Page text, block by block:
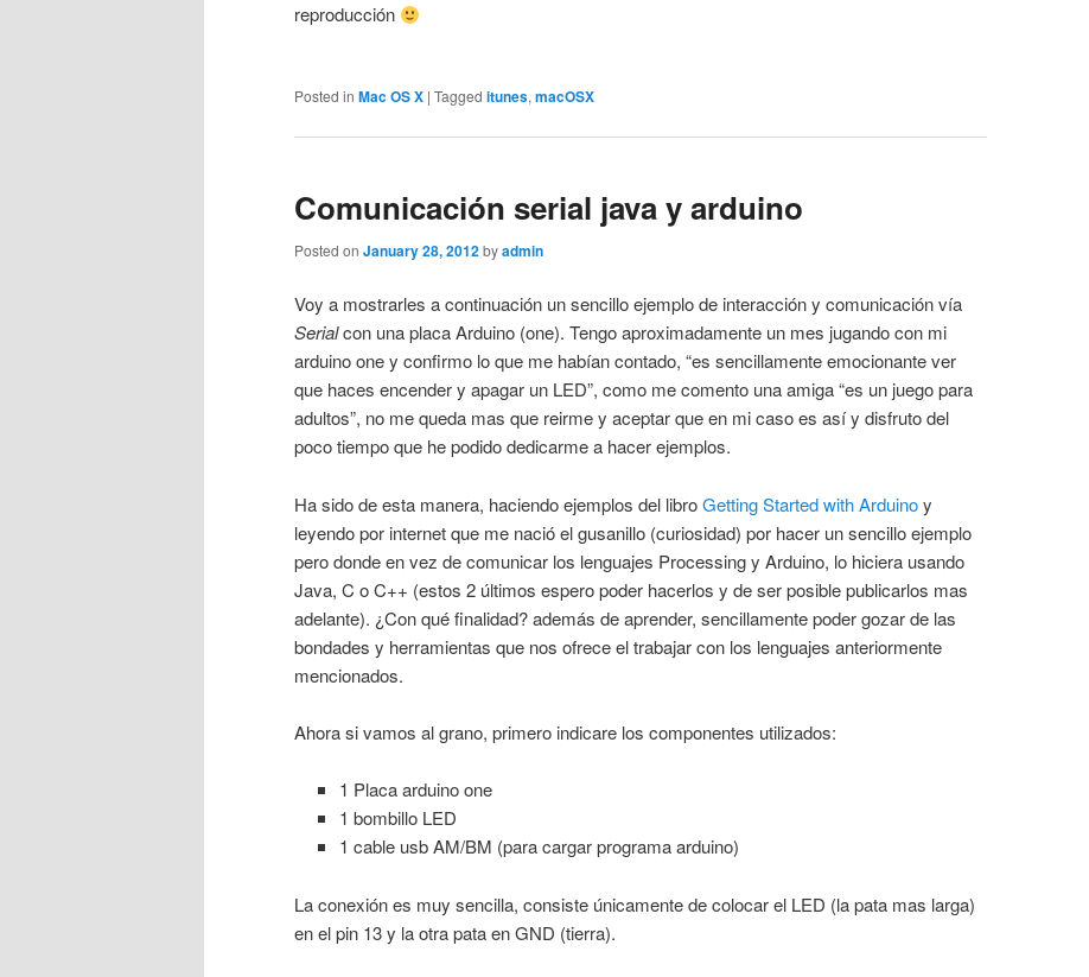
reproducción
Posted in Mac OS X | Tagged itunes,macOSX
Comunicación serial java y arduino
Posted on January 28, 2012byadmin
Voy a mostrarles a continuación un sencillo ejemplo de interacción y comunicación vía
Serialcon una placa Arduino (one). Tengo aproximadamente un mes jugando con mi
arduino one y confirmo lo que me habían contado, “es sencillamente emocionante ver
que haces encender y apagar un LED”, como me comento una amiga “es un juego para
adultos”, no me queda mas que reirme y aceptar que en mi caso es así y disfruto del
poco tiempo que he podido dedicarme a hacer ejemplos.
Ha sido de esta manera, haciendo ejemplos del libroGetting Started with Arduinoy
leyendo por internet que me nació el gusanillo (curiosidad) por hacer un sencillo ejemplo
pero donde en vez de comunicar los lenguajes Processing y Arduino, lo hiciera usando
Java, C o C++ (estos 2 últimos espero poder hacerlos y de ser posible publicarlos mas
adelante). ¿Con qué finalidad? además de aprender, sencillamente poder gozar de las
bondades y herramientas que nos ofrece el trabajar con los lenguajes anteriormente
mencionados.
Ahora si vamos al grano, primero indicare los componentes utilizados:
1 Placa arduino one
1 bombillo LED
1 cable usb AM/BM (para cargar programa arduino)
La conexión es muy sencilla, consiste únicamente de colocar el LED (la pata mas larga)
en el pin 13 y la otra pata en GND (tierra).